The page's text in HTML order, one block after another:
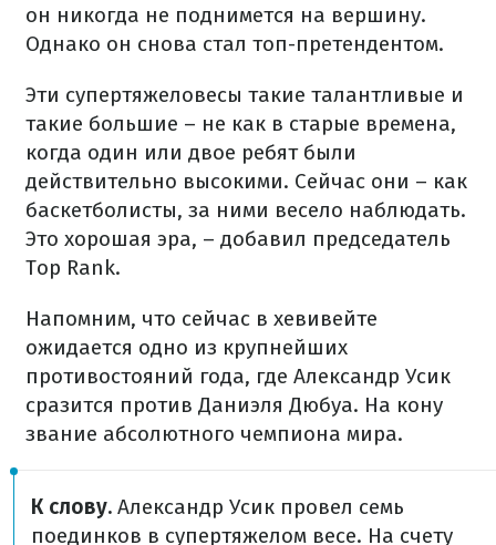
он никогда не поднимется на вершину.
Однако он снова стал топ-претендентом.
Эти супертяжеловесы такие талантливые и
такие большие – не как в старые времена,
когда один или двое ребят были
действительно высокими. Сейчас они – как
баскетболисты, за ними весело наблюдать.
Это хорошая эра, – добавил председатель
Top Rank.
Напомним, что сейчас в хевивейте
ожидается одно из крупнейших
противостояний года, где Александр Усик
сразится против Даниэля Дюбуа. На кону
звание абсолютного чемпиона мира.
К слову. Александр Усик провел семь
поединков в супертяжелом весе. На счету